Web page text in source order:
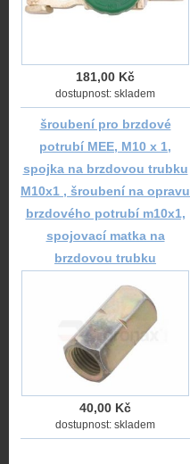
181,00 Kč
dostupnost: skladem
šroubení pro brzdové
potrubí MEE, M10 x 1,
spojka na brzdovou trubku
M10x1 , šroubení na opravu
brzdového potrubí m10x1,
spojovací matka na
brzdovou trubku
40,00 Kč
dostupnost: skladem